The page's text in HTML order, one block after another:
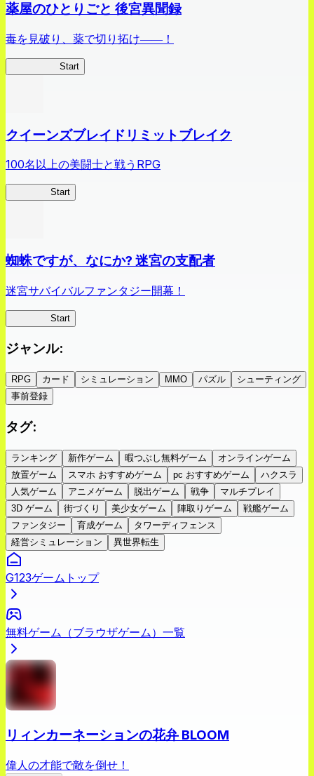
薬屋のひとりごと 後宮異聞録
毒を見破り、薬で切り拓け――！
Start
クイーンズブレイドリミットブレイク
100名以上の美闘士と戦うRPG
Start
蜘蛛ですが、なにか? 迷宮の支配者
迷宮サバイバルファンタジー開幕！
Start
ジャンル:
RPG カード シミュレーション MMO パズル
シューティング
事前登録
タグ:
ランキング 新作ゲーム 暇つぶし無料ゲーム
オンラインゲーム
放置ゲーム
スマホ おすすめゲーム pc おすすめゲーム
ハクスラ
人気ゲーム
アニメゲーム 脱出ゲーム 戦争
マルチプレイ
3D ゲーム
街づくり 美少女ゲーム 陣取りゲーム
戦艦ゲーム
ファンタジー
育成ゲーム
タワーディフェンス
経営シミュレーション
異世界転生
G123ゲームトップ
無料ゲーム（ブラウザゲーム）一覧
リィンカーネーションの花弁 BLOOM
偉人の才能で敵を倒せ！